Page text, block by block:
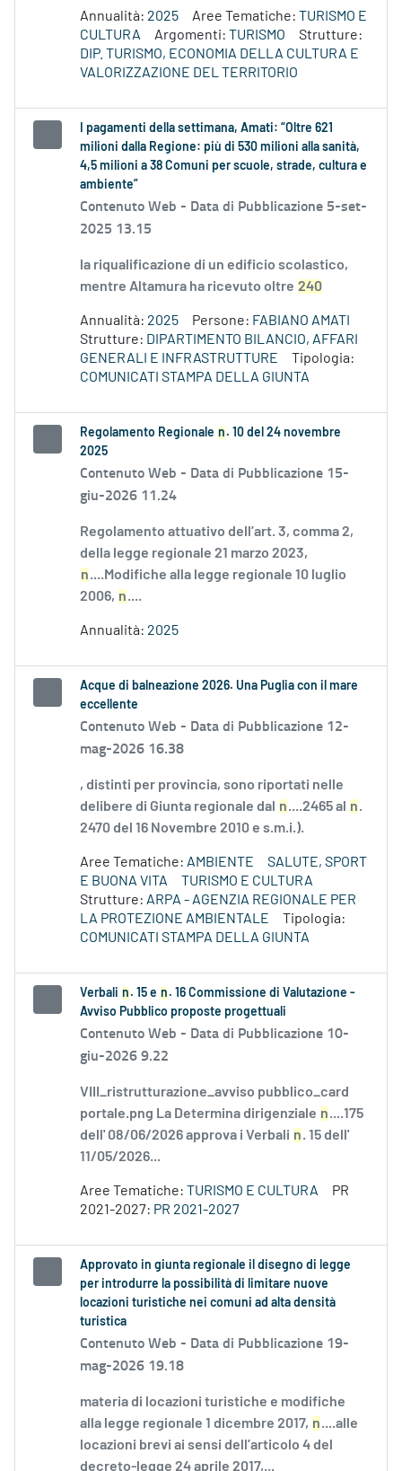
Annualità: 2025 Aree Tematiche: TURISMO E
CULTURA
Argomenti: TURISMO
Strutture:
DIP. TURISMO, ECONOMIA DELLA CULTURA E
VALORIZZAZIONE DEL TERRITORIO
I pagamenti della settimana, Amati: “Oltre 621
milioni dalla Regione: più di 530 milioni alla sanità,
4,5 milioni a 38 Comuni per scuole, strade, cultura e
ambiente”
Contenuto Web - Data di Pubblicazione 5-set-
2025 13.15
la riqualificazione di un edificio scolastico,
mentre Altamura ha ricevuto oltre 240
Annualità: 2025 Persone: FABIANO AMATI
Strutture: DIPARTIMENTO BILANCIO, AFFARI
GENERALI E INFRASTRUTTURE
Tipologia:
COMUNICATI STAMPA DELLA GIUNTA
Regolamento Regionale n . 10 del 24 novembre
2025
Contenuto Web - Data di Pubblicazione 15-
giu-2026 11.24
Regolamento attuativo dell’art. 3, comma 2,
della legge regionale 21 marzo 2023,
n....Modifiche alla legge regionale 10 luglio
2006, n....
Annualità: 2025
Acque di balneazione 2026. Una Puglia con il mare
eccellente
Contenuto Web - Data di Pubblicazione 12-
mag-2026 16.38
, distinti per provincia, sono riportati nelle
delibere di Giunta regionale dal n....2465 al n.
2470 del 16 Novembre 2010 e s.m.i.).
Aree Tematiche: AMBIENTE
SALUTE, SPORT
E BUONA VITA
TURISMO E CULTURA
Strutture: ARPA - AGENZIA REGIONALE PER
LA PROTEZIONE AMBIENTALE
Tipologia:
COMUNICATI STAMPA DELLA GIUNTA
Verbali n . 15 e n . 16 Commissione di Valutazione -
Avviso Pubblico proposte progettuali
Contenuto Web - Data di Pubblicazione 10-
giu-2026 9.22
VIII_ristrutturazione_avviso pubblico_card
portale.png La Determina dirigenziale n....175
dell' 08/06/2026 approva i Verbali n. 15 dell'
11/05/2026...
Aree Tematiche: TURISMO E CULTURA
PR
2021-2027: PR 2021-2027
Approvato in giunta regionale il disegno di legge
per introdurre la possibilità di limitare nuove
locazioni turistiche nei comuni ad alta densità
turistica
Contenuto Web - Data di Pubblicazione 19-
mag-2026 19.18
materia di locazioni turistiche e modifiche
alla legge regionale 1 dicembre 2017, n....alle
locazioni brevi ai sensi dell’articolo 4 del
decreto-legge 24 aprile 2017,...